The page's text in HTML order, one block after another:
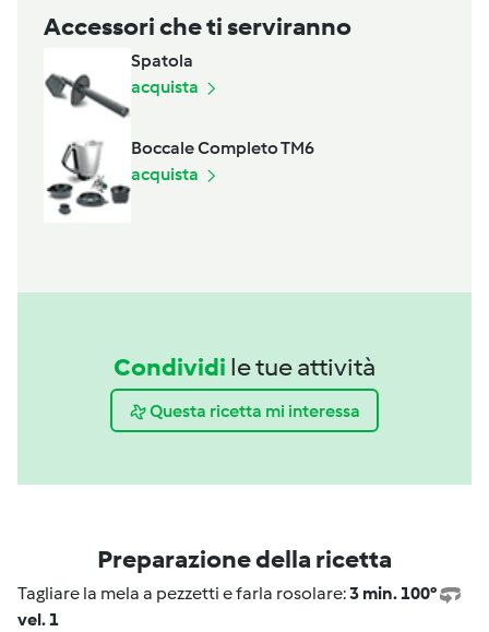
Accessori che ti serviranno
Spatola
acquista
Boccale Completo TM6
acquista
Condividi le tue attività
Questa ricetta mi interessa
Preparazione della ricetta
Tagliare la mela a pezzetti e farla rosolare:3 min. 100°
vel. 1